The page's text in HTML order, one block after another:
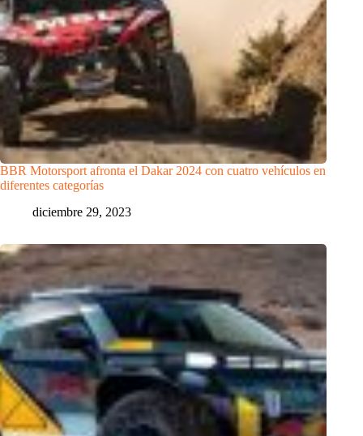
BBR Motorsport afronta el Dakar 2024 con cuatro vehículos en
diferentes categorías
diciembre 29, 2023